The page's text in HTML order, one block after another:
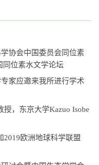
协会中国委员会同位素
同位素水文学论坛
家应邀来我所进行学术
授，东京大学Kazuo Isobe
2019欧洲地球科学联盟